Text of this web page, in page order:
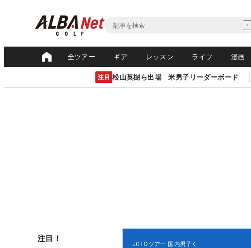
全ツアー ギア レッスン ライフ 漫画
注目 松山英樹ら出場 米男子リーダーボード
注目！
JGTOツアー 国内男子